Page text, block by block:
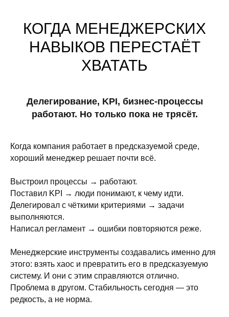
КОГДА МЕНЕДЖЕРСКИХ
НАВЫКОВ ПЕРЕСТАЁТ
ХВАТАТЬ
Делегирование, KPI, бизнес-процессы
работают. Но только пока не трясёт.
Когда компания работает в предсказуемой среде,
хороший менеджер решает почти всё.
Выстроил процессы → работают.
Поставил KPI
→ люди понимают, к чему идти.
Делегировал с чёткими критериями → задачи
выполняются.
Написал регламент → ошибки повторяются реже.
Менеджерские инструменты создавались именно для
этого: взять хаос и превратить его в предсказуемую
систему. И они с этим справляются отлично.
Проблема в другом. Стабильность сегодня — это
редкость, а не норма.